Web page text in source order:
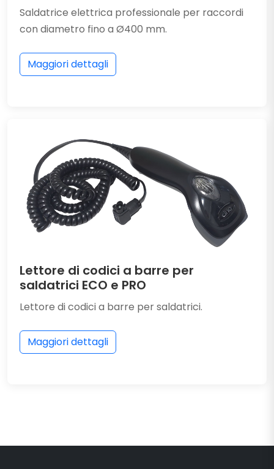
Saldatrice elettrica professionale per raccordi
con diametro fino a Ø400 mm.
Maggiori dettagli
Lettore di codici a barre per
saldatrici ECO e PRO
Lettore di codici a barre per saldatrici.
Maggiori dettagli